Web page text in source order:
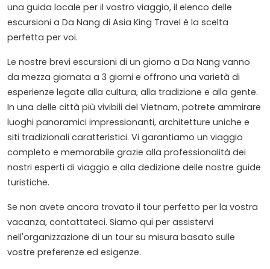
una guida locale per il vostro viaggio, il elenco delle
escursioni a Da Nang di Asia King Travel è la scelta
perfetta per voi.
Le nostre brevi escursioni di un giorno a Da Nang vanno
da mezza giornata a 3 giorni e offrono una varietà di
esperienze legate alla cultura, alla tradizione e alla gente.
In una delle città più vivibili del Vietnam, potrete ammirare
luoghi panoramici impressionanti, architetture uniche e
siti tradizionali caratteristici. Vi garantiamo un viaggio
completo e memorabile grazie alla professionalità dei
nostri esperti di viaggio e alla dedizione delle nostre guide
turistiche.
Se non avete ancora trovato il tour perfetto per la vostra
vacanza, contattateci. Siamo qui per assistervi
nell'organizzazione di un tour su misura basato sulle
vostre preferenze ed esigenze.